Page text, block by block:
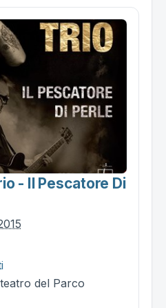
- Il Pescatore Di
del Parco